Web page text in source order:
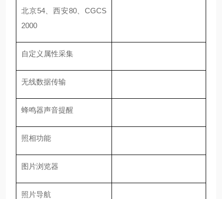
北京54、西安80、CGCS
2000
自定义属性采集
无线数据传输
蜂鸣器声音提醒
照相功能
图片浏览器
照片导航